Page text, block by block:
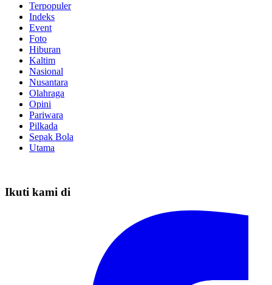
Terpopuler
Indeks
Event
Foto
Hiburan
Kaltim
Nasional
Nusantara
Olahraga
Opini
Pariwara
Pilkada
Sepak Bola
Utama
Ikuti kami di